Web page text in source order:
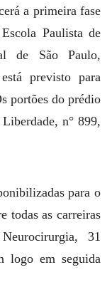
a primeira fase
Paulista de
de São Paulo,
previsto para
portões do prédio
n° 899,
para o
todas as carreiras
31
logo em seguida